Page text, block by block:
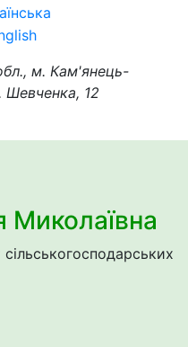
м. Кам'янець-
Шевченка, 12
Миколаївна